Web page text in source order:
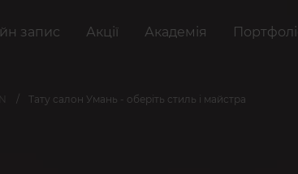
запис Акції Академія
Тату салон Умань - оберіть стиль і майстра